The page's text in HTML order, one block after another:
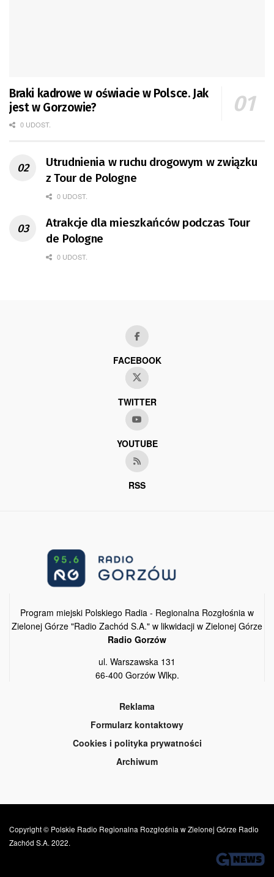
Braki kadrowe w oświacie w Polsce. Jak
jest w Gorzowie?
0 UDOST.
Utrudnienia w ruchu drogowym w związku
z Tour de Pologne
0 UDOST.
Atrakcje dla mieszkańców podczas Tour
de Pologne
0 UDOST.
FACEBOOK
TWITTER
YOUTUBE
RSS
Program miejski Polskiego Radia - Regionalna Rozgłośnia w
Zielonej Górze "Radio Zachód S.A." w likwidacji w Zielonej Górze
Radio Gorzów
ul. Warszawska 131
66-400 Gorzów Wlkp.
Reklama
Formularz kontaktowy
Cookies i polityka prywatności
Archiwum
Copyright © Polskie Radio Regionalna Rozgłośnia w Zielonej Górze Radio
Zachód S.A. 2022.